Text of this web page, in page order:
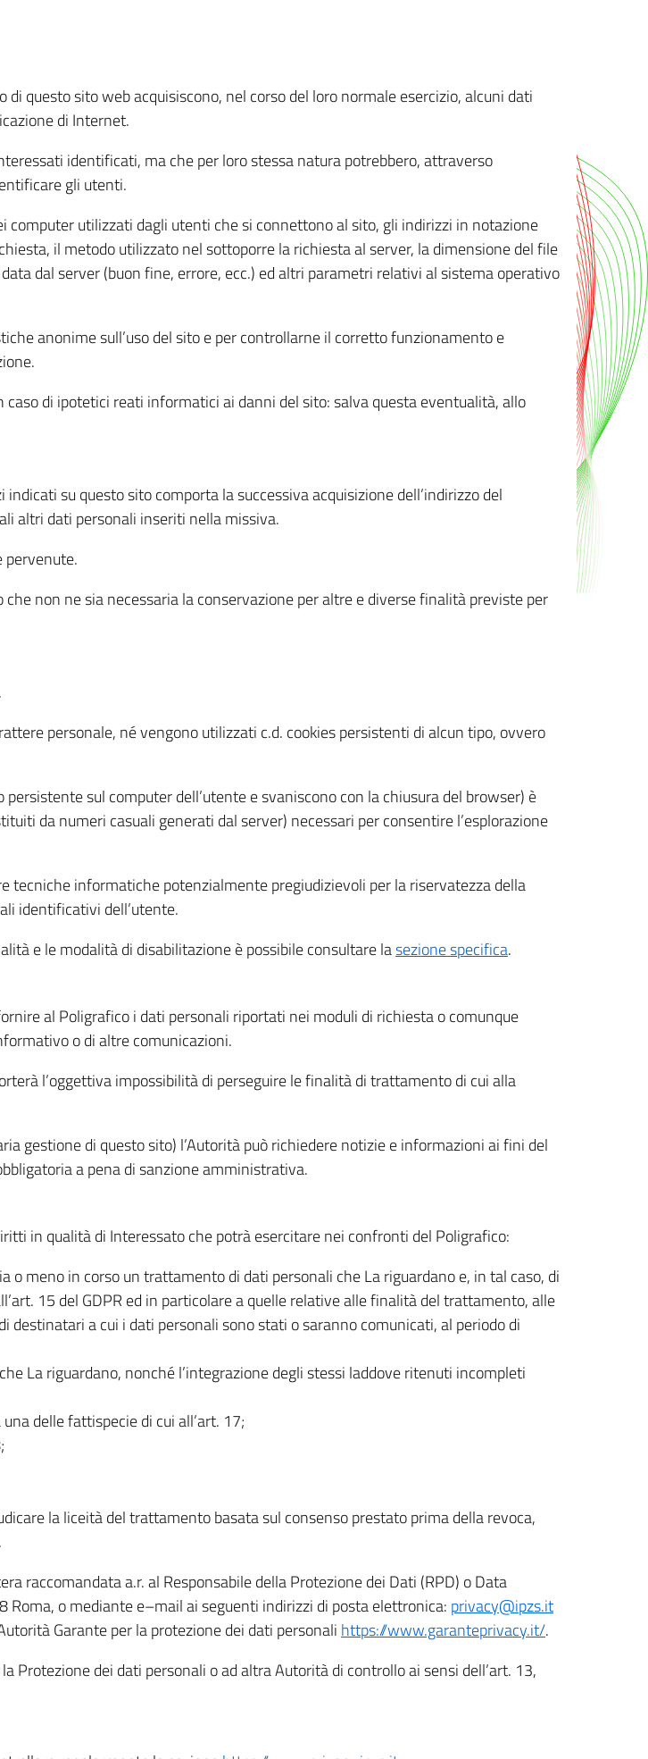
questo sito web acquisiscono, nel corso del loro normale esercizio, alcuni dati
di Internet.
identificati, ma che per loro stessa natura potrebbero, attraverso
gli utenti.
utilizzati dagli utenti che si connettono al sito, gli indirizzi in notazione
il metodo utilizzato nel sottoporre la richiesta al server, la dimensione del file
dal server (buon fine, errore, ecc.) ed altri parametri relativi al sistema operativo
anonime sull’uso del sito e per controllarne il corretto funzionamento e
di ipotetici reati informatici ai danni del sito: salva questa eventualità, allo
su questo sito comporta la successiva acquisizione dell’indirizzo del
altri dati personali inseriti nella missiva.
pervenute.
non ne sia necessaria la conservazione per altre e diverse finalità previste per
personale, né vengono utilizzati c.d. cookies persistenti di alcun tipo, ovvero
sul computer dell’utente e svaniscono con la chiusura del browser) è
da numeri casuali generati dal server) necessari per consentire l’esplorazione
tecniche informatiche potenzialmente pregiudizievoli per la riservatezza della
identificativi dell’utente.
e le modalità di disabilitazione è possibile consultare lasezione specifica.
al Poligrafico i dati personali riportati nei moduli di richiesta o comunque
o di altre comunicazioni.
l’oggettiva impossibilità di perseguire le finalità di trattamento di cui alla
gestione di questo sito) l’Autorità può richiedere notizie e informazioni ai fini del
a pena di sanzione amministrativa.
in qualità di Interessato che potrà esercitare nei confronti del Poligrafico:
meno in corso un trattamento di dati personali che La riguardano e, in tal caso, di
15 del GDPR ed in particolare a quelle relative alle finalità del trattamento, alle
a cui i dati personali sono stati o saranno comunicati, al periodo di
La riguardano, nonché l’integrazione degli stessi laddove ritenuti incompleti
delle fattispecie di cui all’art. 17;
la liceità del trattamento basata sul consenso prestato prima della revoca,
raccomandata a.r. al Responsabile della Protezione dei Dati (RPD) o Data
o mediante e–mail ai seguenti indirizzi di posta elettronica: privacy@ipzs.it
Garante per la protezione dei dati personali https://www.garanteprivacy.it/.
Protezione dei dati personali o ad altra Autorità di controllo ai sensi dell’art. 13,